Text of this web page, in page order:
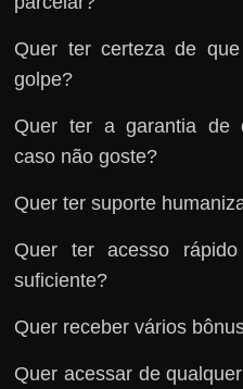
Quer ter certeza de
golpe?
Quer ter a garantia de
caso não goste?
Quer ter suporte
Quer ter acesso
suficiente?
Quer receber vários
Quer acessar de